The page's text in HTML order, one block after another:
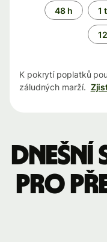
Časové
období
48 h 1 t
K pokrytí poplatků
záludných marží.
Dnešní
pro